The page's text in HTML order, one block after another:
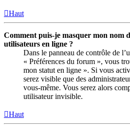
Haut
Comment puis-je masquer mon nom
utilisateurs en ligne ?
Dans le panneau de contrôle de
« Préférences du forum », vous
mon statut en ligne ». Si vous
serez visible que des
vous-même. Vous serez alors
utilisateur invisible.
Haut